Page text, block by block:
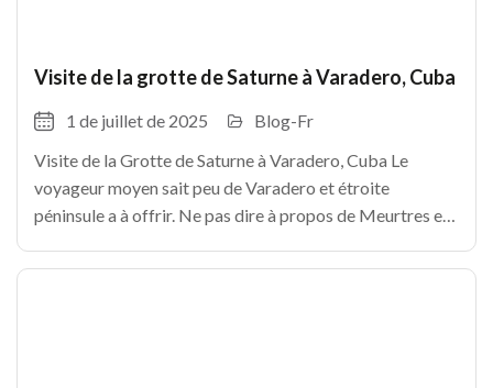
Visite de la grotte de Saturne à Varadero, Cuba
1 de juillet de 2025
Blog-Fr
Visite de la Grotte de Saturne à Varadero, Cuba Le
voyageur moyen sait peu de Varadero et étroite
péninsule a à offrir. Ne pas dire à propos de Meurtres et